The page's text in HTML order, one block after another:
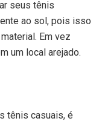
seus tênis
ao sol, pois isso
Em vez
um local arejado.
tênis casuais, é